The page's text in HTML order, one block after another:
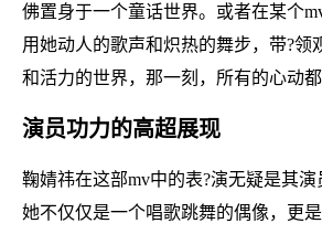
佛置身于一个童话世界。或者在某个
用她动人的歌声和炽热的舞步，带?领
和活力的世界，那一刻，所有的心动
演员功力的高超展现
鞠婧祎在这部mv中的表?演无疑是其演
她不仅仅是一个唱歌跳舞的偶像，更